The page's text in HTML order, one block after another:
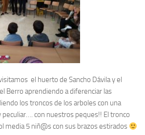
el huerto de Sancho Dávila y el
Berro aprendiendo a diferenciar las
los troncos de los arboles con una
peculiar…. con nuestros peques!! El tronco
media 5 niñ@s con sus brazos estirados